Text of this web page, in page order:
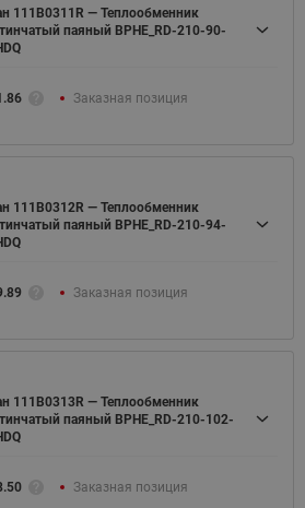
111B0311R — Теплообменник
паяный BPHE_RD-210-90-
Заказная позиция
111B0312R — Теплообменник
паяный BPHE_RD-210-94-
Заказная позиция
111B0313R — Теплообменник
паяный BPHE_RD-210-102-
Заказная позиция